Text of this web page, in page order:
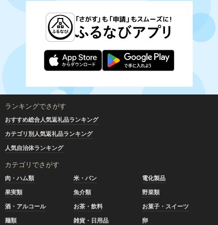
ランキングでさがす
おすすめ総合人気返礼品ランキング
カテゴリ別人気返礼品ランキング
人気自治体ランキング
カテゴリでさがす
肉・ハム類 米・パン
電化製品
果実類
魚介類
野菜類
酒・アルコール
お茶・飲料
お菓子・スイーツ
麺類
雑貨・日用品
卵